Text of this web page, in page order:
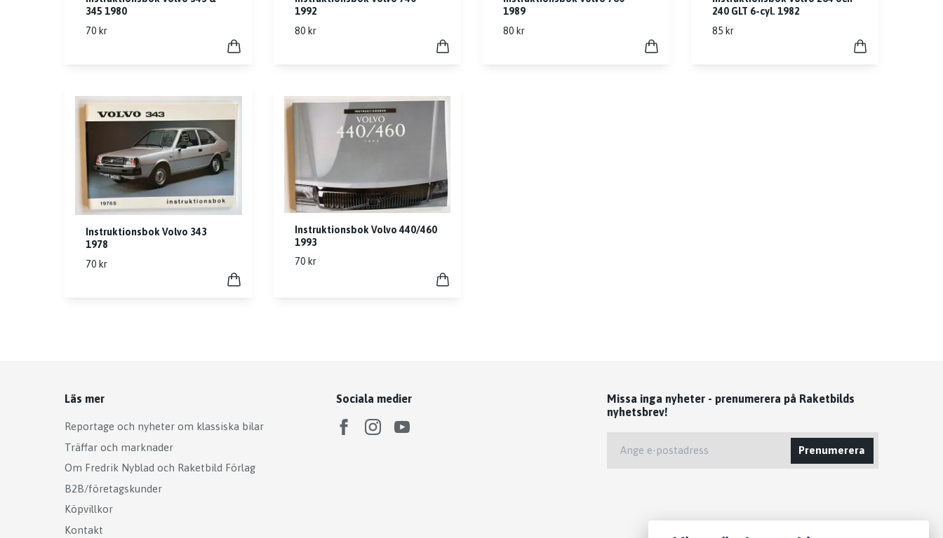
345 1980
70 kr
1992
80 kr
1989
80 kr
240 GLT 6-cyl. 1982
85 kr
Instruktionsbok Volvo 343
1978
70 kr
Instruktionsbok Volvo 440/460
1993
70 kr
Läs mer
Reportage och nyheter om klassiska bilar
Träffar och marknader
Om Fredrik Nyblad och Raketbild Förlag
B2B/företagskunder
Köpvillkor
Kontakt
Sociala medier
Missa inga nyheter - prenumerera på Raketbilds
nyhetsbrev!
Prenumerera